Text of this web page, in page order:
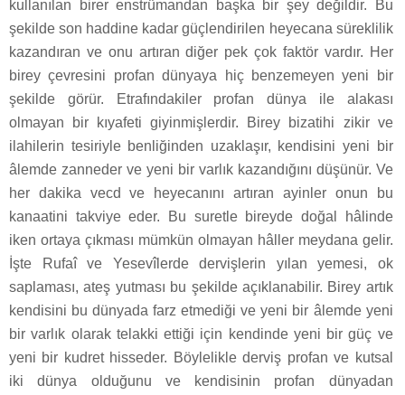
kullanılan birer enstrümandan başka bir şey değildir. Bu
şekilde son haddine kadar güçlendirilen heyecana süreklilik
kazandıran ve onu artıran diğer pek çok faktör vardır. Her
birey çevresini profan dünyaya hiç benzemeyen yeni bir
şekilde görür. Etrafındakiler profan dünya ile alakası
olmayan bir kıyafeti giyinmişlerdir. Birey bizatihi zikir ve
ilahilerin tesiriyle benliğinden uzaklaşır, kendisini yeni bir
âlemde zanneder ve yeni bir varlık kazandığını düşünür. Ve
her dakika vecd ve heyecanını artıran ayinler onun bu
kanaatini takviye eder. Bu suretle bireyde doğal hâlinde
iken ortaya çıkması mümkün olmayan hâller meydana gelir.
İşte Rufaî ve Yesevîlerde dervişlerin yılan yemesi, ok
saplaması, ateş yutması bu şekilde açıklanabilir. Birey artık
kendisini bu dünyada farz etmediği ve yeni bir âlemde yeni
bir varlık olarak telakki ettiği için kendinde yeni bir güç ve
yeni bir kudret hisseder. Böylelikle derviş profan ve kutsal
iki dünya olduğunu ve kendisinin profan dünyadan